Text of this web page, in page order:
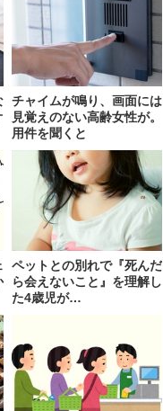
チャイムが鳴り、画面には
見覚えのない高齢女性が。
用件を聞くと
ペットとの別れで『死んだ
ら会えないこと』を理解し
た4歳児が…